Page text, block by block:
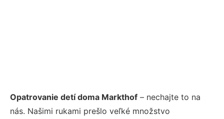
Opatrovanie detí doma Markthof – nechajte to na
nás. Našimi rukami prešlo veľké množstvo